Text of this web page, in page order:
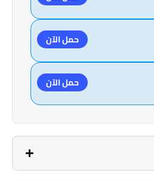
حمل الآن
حمل الآن